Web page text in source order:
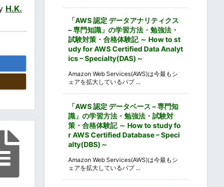
H.K.
「AWS 認定 データアナリティクス
– 専門知識」の学習方法・勉強法・
試験対策・合格体験記 ～ How to st
udy for AWS Certified Data Analyt
ics – Specialty(DAS)～
Amazon Web Services(AWS)は今最もシ
ェアを拡大しているパブ ...
「AWS 認定 データベース – 専門知
識」の学習方法・勉強法・試験対
策・合格体験記 ～ How to study fo
r AWS Certified Database – Speci
alty(DBS)～
Amazon Web Services(AWS)は今最もシ
ェアを拡大しているパブ ...